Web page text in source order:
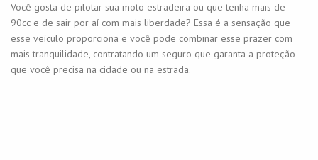
Você gosta de pilotar sua moto estradeira ou que tenha mais de
90cc e de sair por aí com mais liberdade? Essa é a sensação que
esse veículo proporciona e você pode combinar esse prazer com
mais tranquilidade, contratando um seguro que garanta a proteção
que você precisa na cidade ou na estrada.